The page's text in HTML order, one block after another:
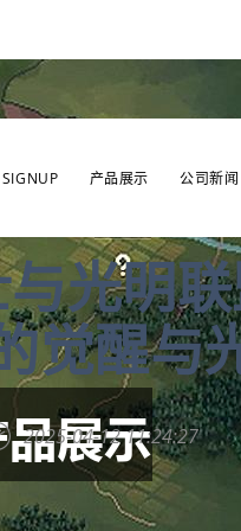
产品展示 公司新闻
光明
觉醒与
2025-04-12 11:24:27